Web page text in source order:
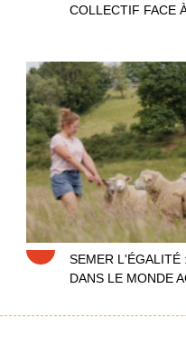
COLLECTIF FACE
Agricultrices, semer
SEMER L'ÉGALITÉ
DANS LE MONDE